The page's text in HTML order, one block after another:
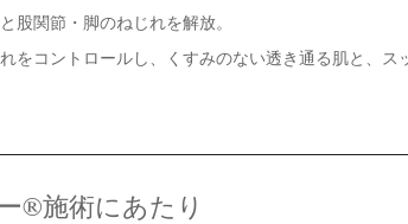
股関節・脚のねじれを解放。
をコントロールし、くすみのない透き通る肌と、ス
®施術にあたり